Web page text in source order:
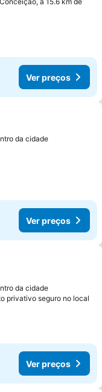
Ver preços
aos favoritos
da cidade
Ver preços
aos favoritos
da cidade
privativo seguro no local
Ver preços